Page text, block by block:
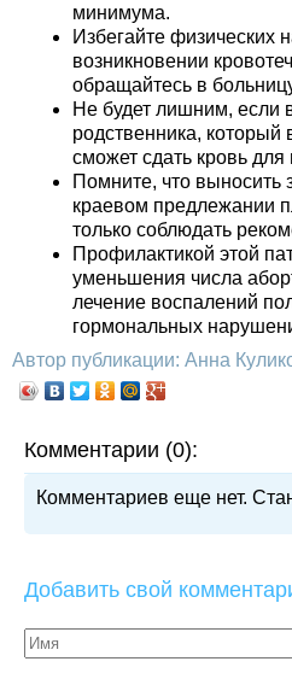
минимума.
Избегайте физических
возникновении
обращайтесь в
Не будет лишним, если
родственника, который
сможет сдать кровь для
Помните, что выносить
краевом предлежании
только соблюдать
Профилактикой этой
уменьшения числа
лечение воспалений
гормональных
Автор публикации: Анна
Комментарии (0):
Комментариев еще нет.
Добавить свой